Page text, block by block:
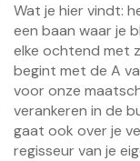
Wat je hier
een baan waar je
elke ochtend met
begint met de A
voor onze
verankeren in de
gaat ook over je
regisseur van je